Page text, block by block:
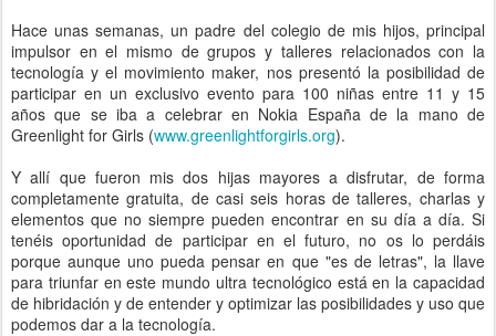
Hace unas semanas, un padre del colegio de mis hijos, principal
impulsor en el mismo de grupos y talleres relacionados con la
tecnología y el movimiento maker, nos presentó la posibilidad de
participar en un exclusivo evento para 100 niñas entre 11 y 15
años que se iba a celebrar en Nokia España de la mano de
Greenlight for Girls (www.greenlightforgirls.org).
Y allí que fueron mis dos hijas mayores a disfrutar, de forma
completamente gratuita, de casi seis horas de talleres, charlas y
elementos que no siempre pueden encontrar en su día a día. Si
tenéis oportunidad de participar en el futuro, no os lo perdáis
porque aunque uno pueda pensar en que "es de letras", la llave
para triunfar en este mundo ultra tecnológico está en la capacidad
de hibridación y de entender y optimizar las posibilidades y uso que
podemos dar a la tecnología.